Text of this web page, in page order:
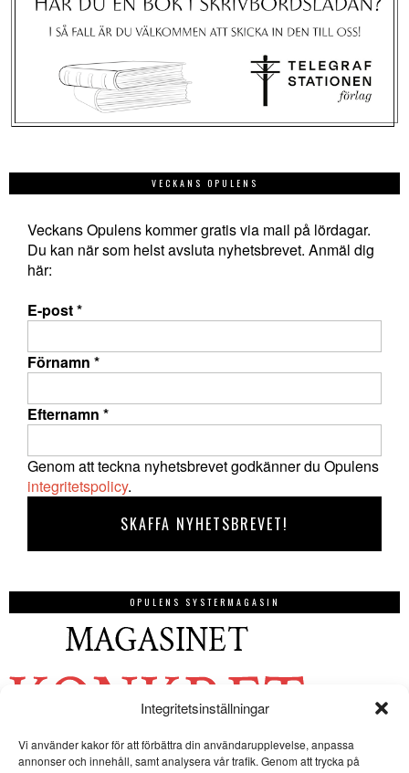
Integritetsinställningar
Vi använder kakor för att förbättra din användarupplevelse, anpassa
annonser och innehåll, samt analysera vår trafik. Genom att trycka på
VECKANS OPULENS
Veckans Opulens kommer gratis via mail på lördagar.
Du kan när som helst avsluta nyhetsbrevet. Anmäl dig
här:
E-post*
Förnamn *
Efternamn *
Genom att teckna nyhetsbrevet godkänner du Opulens
integritetspolicy.
OPULENS SYSTERMAGASIN